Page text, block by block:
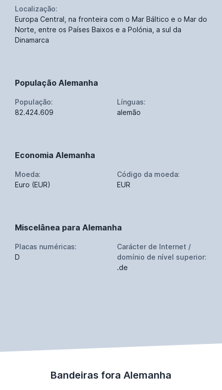
Localização:
Europa Central, na fronteira com o Mar Báltico e o Mar do
Norte, entre os Países Baixos e a Polónia, a sul da
Dinamarca
População Alemanha
População:
82.424.609
Línguas:
alemão
Economia Alemanha
Moeda:
Euro (EUR)
Código da moeda:
EUR
Miscelânea para Alemanha
Placas numéricas:
D
Carácter de Internet /
domínio de nível superior:
.de
Bandeiras fora Alemanha